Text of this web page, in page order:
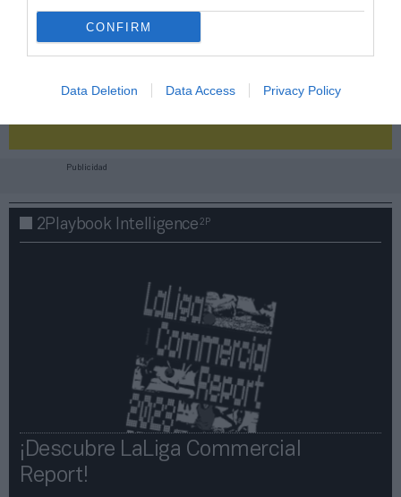
CONFIRM
Data Deletion Data Access Privacy Policy
¡Haz click aquí y accede sin límites a contenidos
Publicidad
2Playbook Intelligence2P
¡Descubre LaLiga Commercial
Report!​​